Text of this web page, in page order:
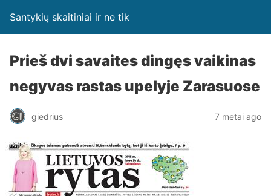
Santykių skaitiniai ir ne tik
Prieš dvi savaites dingęs vaikinas
negyvas rastas upelyje Zarasuose
giedrius 7 metai ago